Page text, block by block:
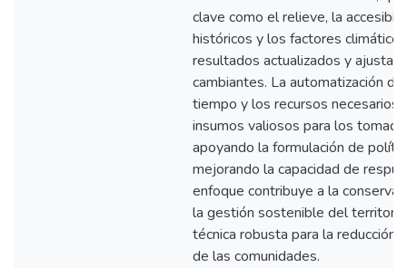
clave como el relieve, la
históricos y los factores
resultados actualizados y
cambiantes. La automatización
tiempo y los recursos
insumos valiosos para los
apoyando la formulación de
mejorando la capacidad de
enfoque contribuye a la
la gestión sostenible del
técnica robusta para la reducción
de las comunidades.